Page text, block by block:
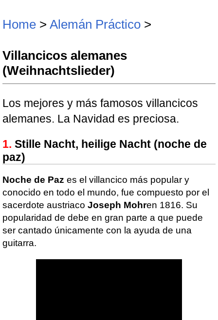
Home > Alemán Práctico >
Villancicos alemanes
(Weihnachtslieder)
Los mejores y más famosos villancicos
alemanes. La Navidad es preciosa.
Stille Nacht, heilige Nacht (noche de
paz)
Noche de Paz es el villancico más popular y
conocido en todo el mundo, fue compuesto por el
sacerdote austriaco Joseph Mohren 1816. Su
popularidad de debe en gran parte a que puede
ser cantado únicamente con la ayuda de una
guitarra.